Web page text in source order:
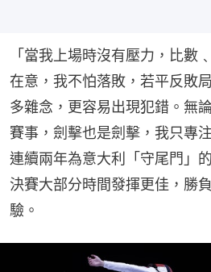
「當我上場時沒有壓力，比數
在意，我不怕落敗，若平反敗
多雜念，更容易出現犯錯。無
賽事，劍擊也是劍擊，我只專
連續兩年為意大利「守尾門」
決賽大部分時間發揮更佳，勝
驗。